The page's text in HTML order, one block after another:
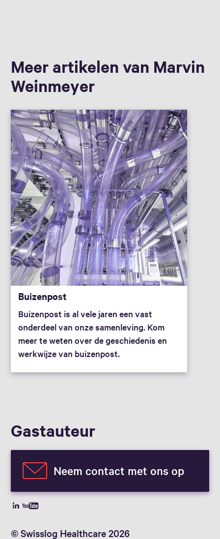
Meer artikelen van Marvin
Weinmeyer
Buizenpost
Buizenpost is al vele jaren een vast
onderdeel van onze samenleving. Kom
meer te weten over de geschiedenis en
werkwijze van buizenpost.
Gast­auteur
Neem contact met ons op
© Swisslog Healthcare 2026